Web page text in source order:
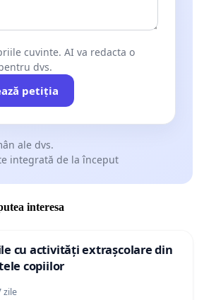
cuvinte. AI va redacta o
dvs.
petiția
ale dvs.
integrată de la început
interesa
cu activități extrașcolare din
copiilor
zile